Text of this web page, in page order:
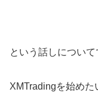
という話しについて
XMTradingを始め